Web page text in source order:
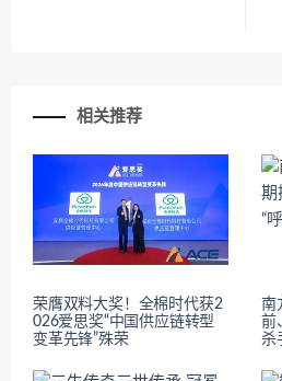
相关推荐
荣膺双料大奖！全棉时代获2
026爱思奖“中国供应链转型
变革先锋”殊荣
南
前
杀